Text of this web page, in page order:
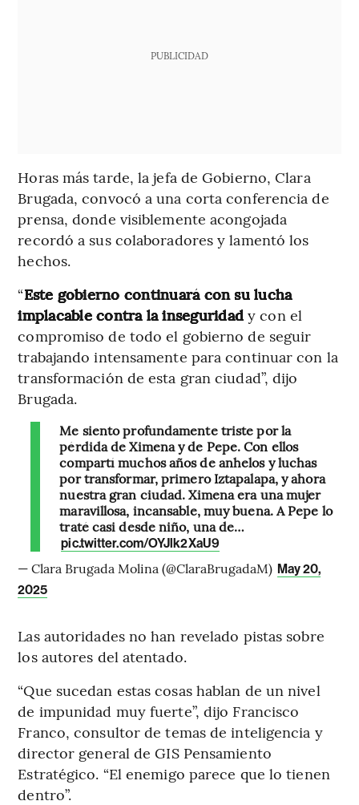
PUBLICIDAD
Horas más tarde, la jefa de Gobierno, Clara
Brugada, convocó a una corta conferencia de
prensa, donde visiblemente acongojada
recordó a sus colaboradores y lamentó los
hechos.
“Este gobierno continuará con su lucha
implacable contra la inseguridad y con el
compromiso de todo el gobierno de seguir
trabajando intensamente para continuar con la
transformación de esta gran ciudad”, dijo
Brugada.
Me siento profundamente triste por la
pérdida de Ximena y de Pepe. Con ellos
compartí muchos años de anhelos y luchas
por transformar, primero Iztapalapa, y ahora
nuestra gran ciudad. Ximena era una mujer
maravillosa, incansable, muy buena. A Pepe lo
traté casi desde niño, una de…
pic.twitter.com/OYJlk2XaU9
— Clara Brugada Molina (@ClaraBrugadaM) May 20,
2025
Las autoridades no han revelado pistas sobre
los autores del atentado.
“Que sucedan estas cosas hablan de un nivel
de impunidad muy fuerte”, dijo Francisco
Franco, consultor de temas de inteligencia y
director general de GIS Pensamiento
Estratégico. “El enemigo parece que lo tienen
dentro”.